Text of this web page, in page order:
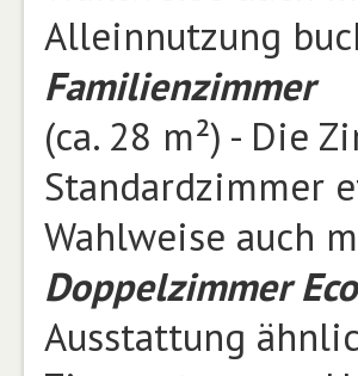
Alleinnutzung
Familienzimmer
(ca. 28 m²) - Die
Standardzimmer
Wahlweise auch
Doppelzimmer
Ausstattung